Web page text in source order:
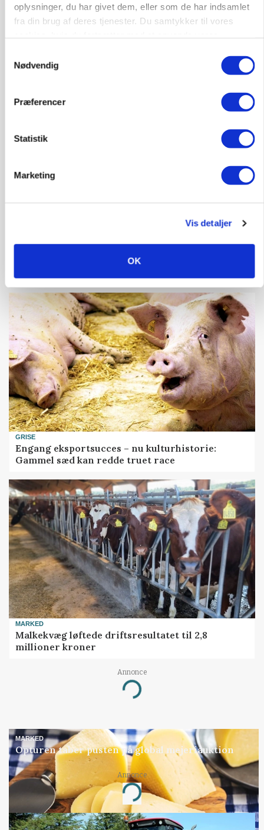
oplysninger, du har givet dem, eller som de har indsamlet
fra din brug af deres tjenester. Du samtykker til vores
Nødvendig
Præferencer
Statistik
Marketing
Vis detaljer
OK
Annonce
Grambogård får oksekød på menuen hos
GRISE
Engang eksportsucces – nu kulturhistorie:
Gammel sæd kan redde truet race
MARKED
Malkekvæg løftede driftsresultatet til 2,8
millioner kroner
Annonce
Loading...
MARKED
Opturen taber pusten på global mejeriauktion
Annonce
Loading...